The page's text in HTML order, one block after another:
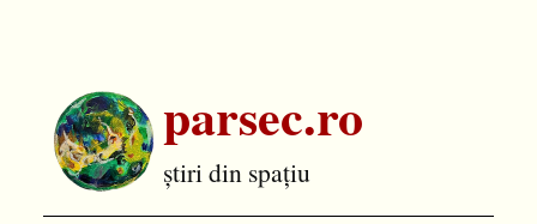
parsec.ro
știri din spațiu